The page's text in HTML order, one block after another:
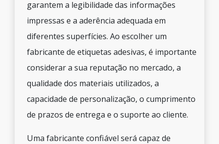
garantem a legibilidade das informações
impressas e a aderência adequada em
diferentes superfícies. Ao escolher um
fabricante de etiquetas adesivas, é importante
considerar a sua reputação no mercado, a
qualidade dos materiais utilizados, a
capacidade de personalização, o cumprimento
de prazos de entrega e o suporte ao cliente.
Uma fabricante confiável será capaz de